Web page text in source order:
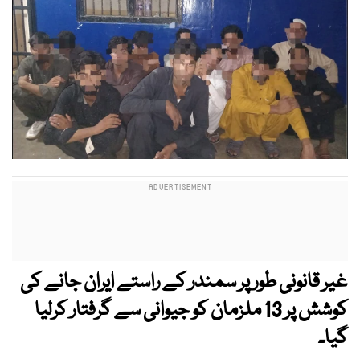
غیر قانونی طور پر سمندر کے راستے ایران جانے کی
کوشش پر 13 ملزمان کو جیوانی سے گرفتار کرلیا
گیا۔